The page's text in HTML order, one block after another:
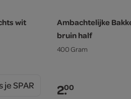
wit
je SPAR
Ambachtelijke
bruin half
400 Gram
2.00